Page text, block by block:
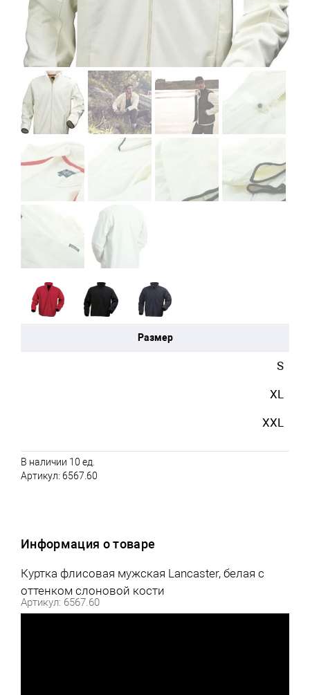
Размер
S
XL
XXL
В наличии 10 ед.
Артикул: 6567.60
Информация о товаре
Куртка флисовая мужская Lancaster, белая с
оттенком слоновой кости
Артикул: 6567.60